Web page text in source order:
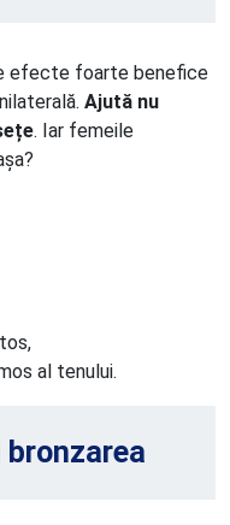
efecte foarte benefice
Ajută nu
. Iar femeile
al tenului.